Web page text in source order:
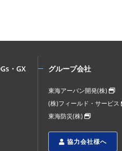
・GX グループ会社
東海アーバン開発(株)
(株)フィールド・サービス
東海防災(株)
協力会社様へ